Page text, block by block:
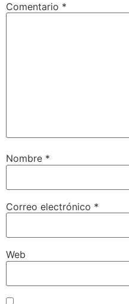
Comentario *
Nombre *
Correo electrónico *
Web